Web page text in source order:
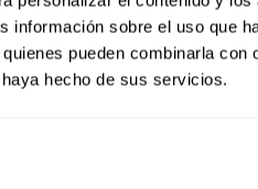
información sobre el uso que
pueden combinarla
hecho de sus servicios.
tanto para los empleados